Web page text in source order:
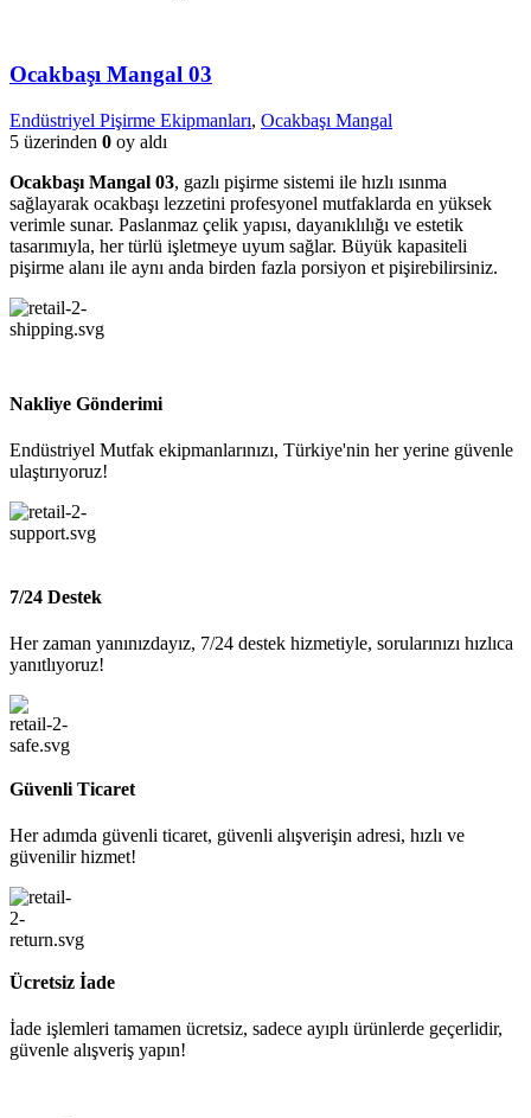
Ocakbaşı Mangal 03
Endüstriyel Pişirme Ekipmanları, Ocakbaşı Mangal
5 üzerinden 0 oy aldı
Ocakbaşı Mangal 03, gazlı pişirme sistemi ile hızlı ısınma
sağlayarak ocakbaşı lezzetini profesyonel mutfaklarda en yüksek
verimle sunar. Paslanmaz çelik yapısı, dayanıklılığı ve estetik
tasarımıyla, her türlü işletmeye uyum sağlar. Büyük kapasiteli
pişirme alanı ile aynı anda birden fazla porsiyon et pişirebilirsiniz.
Nakliye Gönderimi
Endüstriyel Mutfak ekipmanlarınızı, Türkiye'nin her yerine güvenle
ulaştırıyoruz!
7/24 Destek
Her zaman yanınızdayız, 7/24 destek hizmetiyle, sorularınızı hızlıca
yanıtlıyoruz!
Güvenli Ticaret
Her adımda güvenli ticaret, güvenli alışverişin adresi, hızlı ve
güvenilir hizmet!
Ücretsiz İade
İade işlemleri tamamen ücretsiz, sadece ayıplı ürünlerde geçerlidir,
güvenle alışveriş yapın!